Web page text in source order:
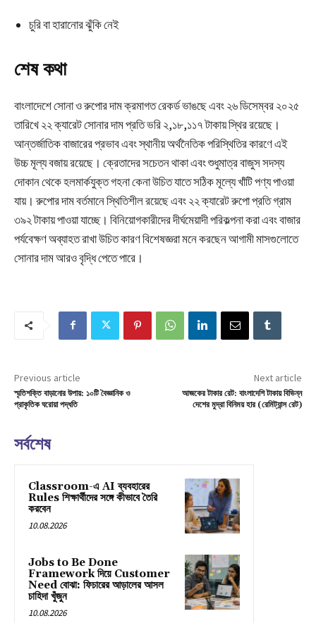
চুরি বা হারানোর ঝুঁকি নেই
শেষ কথা
বাংলাদেশে সোনা ও রুপোর দাম ক্রমাগত রেকর্ড ভাঙছে এবং ২৬ ডিসেম্বর ২০২৫
তারিখে ২২ ক্যারেট সোনার দাম প্রতি ভরি ২,১৮,১১৭ টাকায় স্থির রয়েছে।
আন্তর্জাতিক বাজারের প্রভাব এবং স্থানীয় অর্থনৈতিক পরিস্থিতির কারণে এই
উচ্চ মূল্য বজায় রয়েছে। ক্রেতাদের সচেতন থাকা এবং শুধুমাত্র বাজুস সদস্য
দোকান থেকে হলমার্কযুক্ত গহনা কেনা উচিত যাতে সঠিক মূল্যে খাঁটি পণ্য পাওয়া
যায়। রুপোর দাম বর্তমানে স্থিতিশীল রয়েছে এবং ২২ ক্যারেট রুপো প্রতি গ্রাম
৩৯২ টাকায় পাওয়া যাচ্ছে। বিনিয়োগকারীদের দীর্ঘমেয়াদী পরিকল্পনা করা এবং বাজার
পর্যবেক্ষণ অব্যাহত রাখা উচিত কারণ বিশেষজ্ঞরা মনে করছেন আগামী মাসগুলোতে
সোনার দাম আরও বৃদ্ধি পেতে পারে।
Previous article
স্মৃতিশক্তি বাড়ানোর উপায়: ১০টি বৈজ্ঞানিক ও
প্রাকৃতিক ঘরোয়া পদ্ধতি
Next article
আজকের টাকার রেট: বাংলাদেশি টাকায় বিভিন্ন
দেশের মুদ্রা বিনিময় হার (রেমিট্যান্স রেট)
সর্বশেষ
Classroom-এ AI ব্যবহারের
Rules শিক্ষার্থীদের সঙ্গে কীভাবে তৈরি
করবেন
10.08.2026
Jobs to Be Done
Framework দিয়ে Customer
Need বোঝা: ফিচারের আড়ালের আসল
চাহিদা খুঁজুন
10.08.2026